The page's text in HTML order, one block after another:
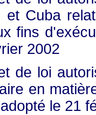
et Cuba
fins
2002
de loi
en
le 21